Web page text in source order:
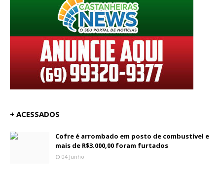
+ ACESSADOS
Cofre é arrombado em posto de combustível e
mais de R$3.000,00 foram furtados
04 Junho